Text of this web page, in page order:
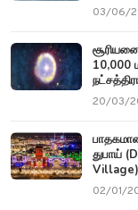
03/06/
10,000
20/03/
துபாய்
02/01/